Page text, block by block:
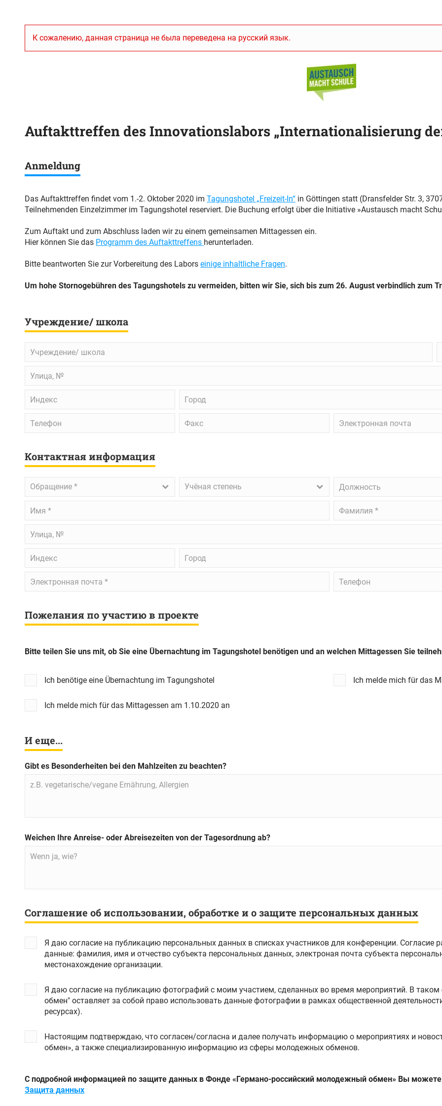
К сожалению, данная страница не была переведена на русский язык.
Auftakttreffen des Innovationslabors „Internationalisierung
Anmeldung
Das Auftakttreffen findet vom 1.-2. Oktober 2020 im Tagungshotel „Freizeit-In“ in Göttingen statt (Dransfelder Str. 3,
Teilnehmenden Einzelzimmer im Tagungshotel reserviert. Die Buchung erfolgt über die Initiative »Austausch macht
Zum Auftakt und zum Abschluss laden wir zu einem gemeinsamen Mittagessen ein.
Hier können Sie das Programm des Auftakttreffens herunterladen.
Bitte beantworten Sie zur Vorbereitung des Labors einige inhaltliche Fragen.
Um hohe Stornogebühren des Tagungshotels zu vermeiden, bitten wir Sie, sich bis zum 26. August verbindlich zum
Учреждение/ школа
Учреждение/
школа
Улица,
№
Индекс
Город
Телефон Факс
Электронная
почта
Контактная информация
Обращение
Обращение *
Учёная
степень
Учёная степень
Должность
Имя Фамилия
Улица,
№
Индекс
Город
Электронная
почта*
Телефон
Пожелания по участию в проекте
Bitte teilen Sie uns mit, ob Sie eine Übernachtung im Tagungshotel benötigen und an welchen Mittagessen Sie
Ich benötige eine Übernachtung im Tagungshotel Ich melde mich für das
Ich melde mich für das Mittagessen am 1.10.2020 an
И еще...
Gibt es Besonderheiten bei den Mahlzeiten zu beachten?
Weichen Ihre Anreise- oder Abreisezeiten von der Tagesordnung ab?
Соглашение об использовании, обработке и о защите персональных данных
Я даю согласие на публикацию персональных данных в списках участников для конференции. Согласие
данные: фамилия, имя и отчество субъекта персональных данных, электроная почта субъекта персональных данных, а также наименование и
местонахождение организации.
Я даю согласие на публикацию фотографий с моим участием, сделанных во время мероприятий. В
обмен" оставляет за собой право использовать данные фотографии в рамках общественной
ресурсах).
Настоящим подтверждаю, что согласен/согласна и далее получать информацию о мероприятиях и
обмен», а также специализированную информацию из сферы молодежных обменов.
С подробной информацией по защите данных в Фонде «Германо-российский молодежный обмен» Вы можете
Защита данных